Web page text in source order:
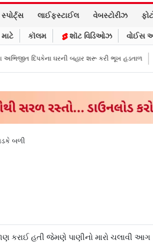
સ્પોર્ટ્સ લાઈફસ્ટાઈલ વેબસ્ટોરીઝ
કૉલમ શૉટ વિડિઓઝ વોઈસ
ઘરની બહાર શરૂ કરી ભૂખ હડતાળ અભિજીત
બળી
હતી જેમણે પાણીનો મારો ચલાવી આગ